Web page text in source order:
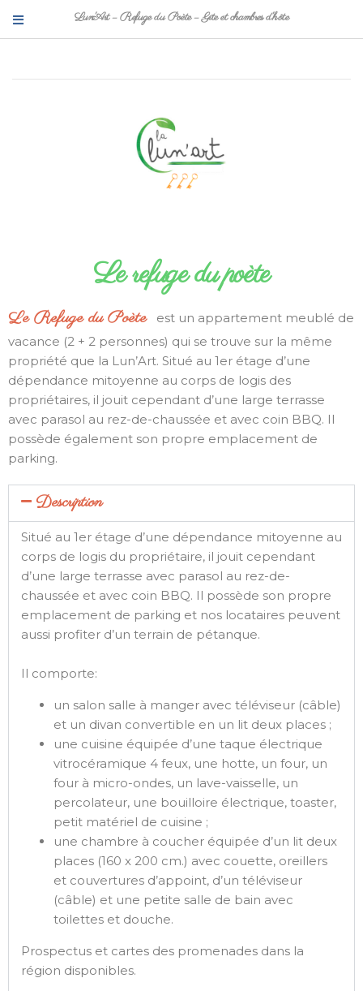
Lun'Art – Refuge du Poète – Gite et chambres d'hôte
Le refuge du poète
Le Refuge du Poète
est un appartement meublé de
vacance (2 + 2 personnes) qui se trouve sur la même
propriété que la Lun’Art. Situé au 1er étage d’une
dépendance mitoyenne au corps de logis des
propriétaires, il jouit cependant d’une large terrasse
avec parasol au rez-de-chaussée et avec coin BBQ. Il
possède également son propre emplacement de
parking.
Description
Situé au 1er étage d’une dépendance mitoyenne au
corps de logis du propriétaire, il jouit cependant
d’une large terrasse avec parasol au rez-de-
chaussée et avec coin BBQ. Il possède son propre
emplacement de parking et nos locataires peuvent
aussi profiter d’un terrain de pétanque.
Il comporte:
un salon salle à manger avec téléviseur (câble)
et un divan convertible en un lit deux places ;
une cuisine équipée d’une taque électrique
vitrocéramique 4 feux, une hotte, un four, un
four à micro-ondes, un lave-vaisselle, un
percolateur, une bouilloire électrique, toaster,
petit matériel de cuisine ;
une chambre à coucher équipée d’un lit deux
places (160 x 200 cm.) avec couette, oreillers
et couvertures d’appoint, d’un téléviseur
(câble) et une petite salle de bain avec
toilettes et douche.
Prospectus et cartes des promenades dans la
région disponibles.